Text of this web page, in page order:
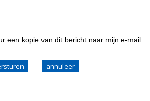
een kopie van dit bericht naar mijn e-mail